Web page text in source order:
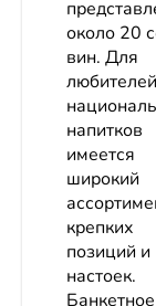
около 20
вин. Для
любителей
напитков
имеется
широкий
крепких
позиций и
настоек.
Банкетное